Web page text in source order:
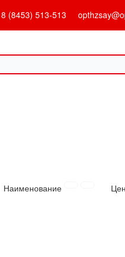
8 (8453) 513-513
Наименование